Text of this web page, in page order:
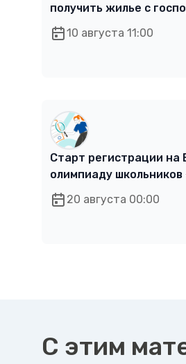
получить жилье с
10 августа 11:00
Старт регистрации на
олимпиаду
20 августа 00:00
С этим